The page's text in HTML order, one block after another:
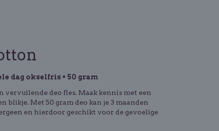
dag okselfris • 50 gram
vervuilende deo fles. Maak kennis met een
Met 50 gram deo kan je 3 maanden
en hierdoor geschikt voor de gevoelige